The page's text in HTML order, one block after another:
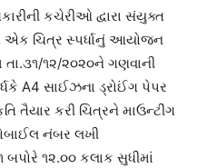
કચેરીઓ દ્વારા સંયુક્ત
એક ચિત્ર સ્પર્ધાનું આયોજન
૧૨/૨૦૨૦ને ગણવાની
A4 સાઈઝના ડ્રોઈંગ પેપર
તૈયાર કરી ચિત્રને માઉન્ટીંગ
નંબર લખી
બપોરે ૧૨.૦૦ કલાક સુધીમાં